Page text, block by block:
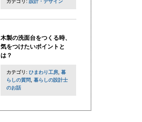
カテゴリ: 設計・デザイン
木製の洗面台をつくる時、
気をつけたいポイントと
は？
カテゴリ: ひまわり工房 暮
らしの質問
暮らしの設計士
のお話